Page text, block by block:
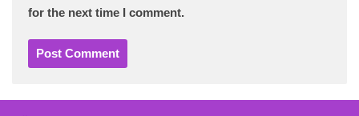
for the next time I comment.